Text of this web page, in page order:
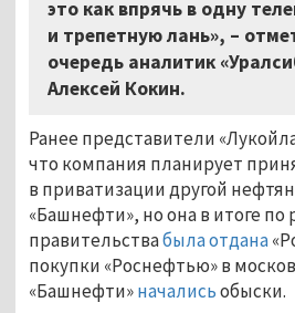
это как впрячь в одну
и трепетную лань», –
очередь аналитик
Алексей Кокин.
Ранее представители
что компания планирует
в приватизации другой
«Башнефти», но она в итоге
правительствабыла отдана
покупки «Роснефтью» в
«Башнефти»началисьобыски.